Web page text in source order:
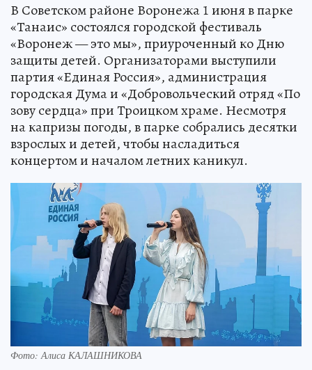
В Советском районе Воронежа 1 июня в парке
«Танаис» состоялся городской фестиваль
«Воронеж — это мы», приуроченный ко Дню
защиты детей. Организаторами выступили
партия «Единая Россия», администрация
городская Дума и «Добровольческий отряд «По
зову сердца» при Троицком храме. Несмотря
на капризы погоды, в парке собрались десятки
взрослых и детей, чтобы насладиться
концертом и началом летних каникул.
Фото: Алиса КАЛАШНИКОВА